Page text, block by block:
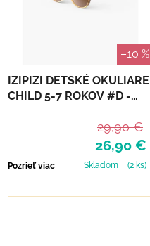
–10 %
IZIPIZI DETSKÉ OKULIARE
CHILD 5-7 ROKOV #D -
26,90 €
29,90 €
Pozrieť viac Skladom (2 ks)